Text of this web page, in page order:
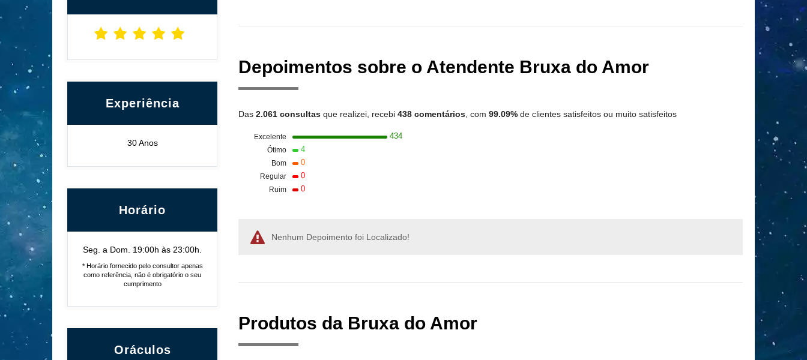
Experiência
30 Anos
Horário
Seg. a Dom. 19:00h às 23:00h.
* Horário fornecido pelo consultor apenas
como referência, não é obrigatório o seu
cumprimento
Oráculos
Depoimentos sobre o Atendente Bruxa do Amor
Das 2.061 consultas que realizei, recebi 438 comentários , com 99.09% de clientes satisfeitos ou muito satisfeitos
Excelente 434
Ótimo 4
Bom 0
Regular 0
Ruim 0
Nenhum Depoimento foi Localizado!
Produtos da Bruxa do Amor